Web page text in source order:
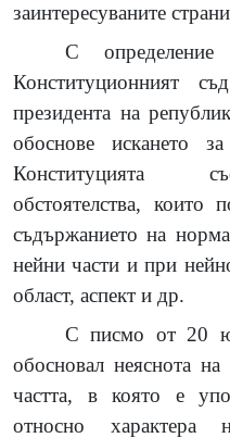
заинтересуваните
С
Конституционният
президента на
обоснове искането
Конституцията
обстоятелства, които
съдържанието на
нейни части и при
област, аспект и др.
С писмо от 20
обосновал неяснота
частта, в която е
относно характера